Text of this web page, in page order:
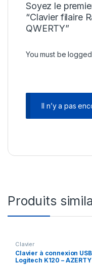
Soyez le
“Clavier filaire
QWERTY”
You must be
Il n’y a pas
Produits
Clavier
Clavier à connexion USB
Logitech K120 – AZERTY